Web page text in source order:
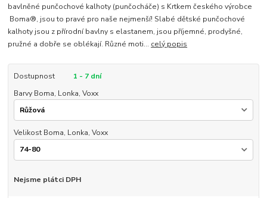
bavlněné punčochové kalhoty (punčocháče) s Krtkem českého výrobce
Boma®, jsou to pravé pro naše nejmenší! Slabé dětské punčochové
kalhoty jsou z přírodní bavlny s elastanem, jsou příjemné, prodyšné,
pružné a dobře se oblékají. Různé moti... celý popis
Dostupnost
1 - 7 dní
Barvy Boma, Lonka, Voxx
Velikost Boma, Lonka, Voxx
Nejsme plátci DPH